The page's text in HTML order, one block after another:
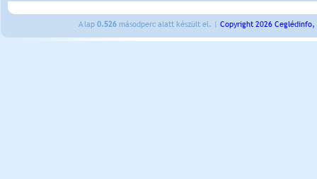
A lap 0.526 másodperc alatt készült el. | Copyright 2026